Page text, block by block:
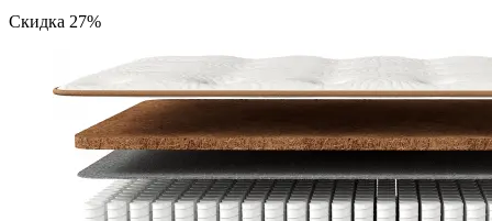
Скидка 27%